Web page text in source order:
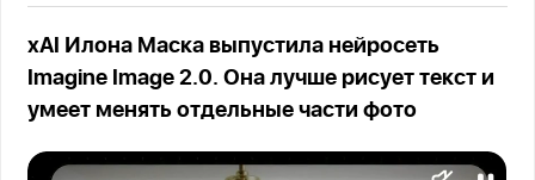
xAI Илона Маска выпустила нейросеть
Imagine Image 2.0. Она лучше рисует текст и
умеет менять отдельные части фото